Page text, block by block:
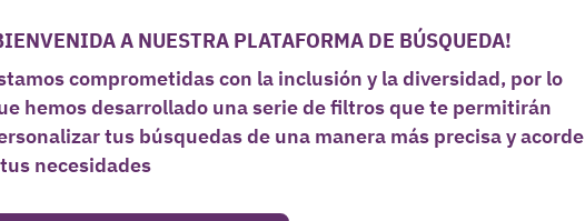
A NUESTRA PLATAFORMA DE BÚSQUEDA!
comprometidas con la inclusión y la diversidad, por lo
hemos desarrollado una serie de filtros que te permitirán
tus búsquedas de una manera más precisa y acorde
necesidades